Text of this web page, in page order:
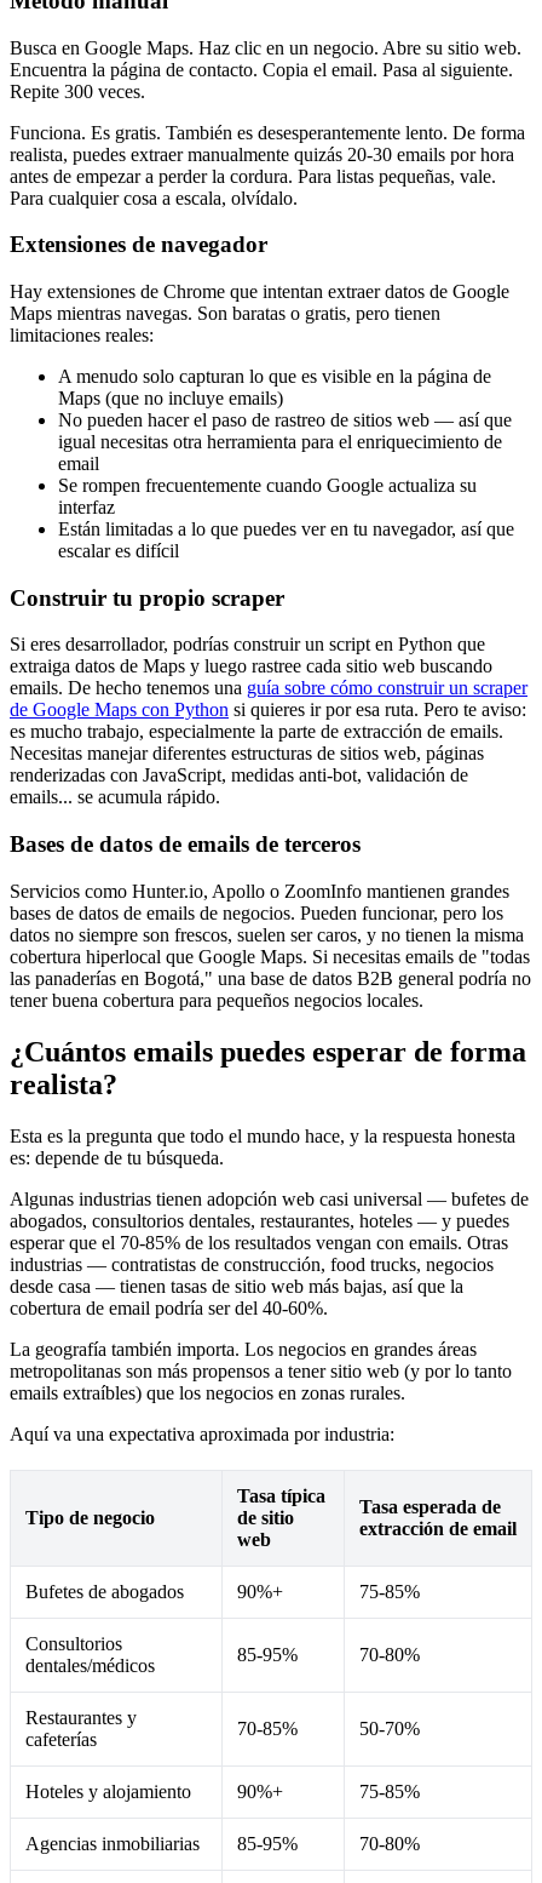
Busca en Google Maps. Haz clic en un negocio. Abre su sitio web.
Encuentra la página de contacto. Copia el email. Pasa al siguiente.
Repite 300 veces.
Funciona. Es gratis. También es desesperantemente lento. De forma
realista, puedes extraer manualmente quizás 20-30 emails por hora
antes de empezar a perder la cordura. Para listas pequeñas, vale.
Para cualquier cosa a escala, olvídalo.
Extensiones de navegador
Hay extensiones de Chrome que intentan extraer datos de Google
Maps mientras navegas. Son baratas o gratis, pero tienen
limitaciones reales:
A menudo solo capturan lo que es visible en la página de
Maps (que no incluye emails)
No pueden hacer el paso de rastreo de sitios web — así que
igual necesitas otra herramienta para el enriquecimiento de
email
Se rompen frecuentemente cuando Google actualiza su
interfaz
Están limitadas a lo que puedes ver en tu navegador, así que
escalar es difícil
Construir tu propio scraper
Si eres desarrollador, podrías construir un script en Python que
extraiga datos de Maps y luego rastree cada sitio web buscando
emails. De hecho tenemos una guía sobre cómo construir un scraper
de Google Maps con Python si quieres ir por esa ruta. Pero te aviso:
es mucho trabajo, especialmente la parte de extracción de emails.
Necesitas manejar diferentes estructuras de sitios web, páginas
renderizadas con JavaScript, medidas anti-bot, validación de
emails... se acumula rápido.
Bases de datos de emails de terceros
Servicios como Hunter.io, Apollo o ZoomInfo mantienen grandes
bases de datos de emails de negocios. Pueden funcionar, pero los
datos no siempre son frescos, suelen ser caros, y no tienen la misma
cobertura hiperlocal que Google Maps. Si necesitas emails de "todas
las panaderías en Bogotá," una base de datos B2B general podría no
tener buena cobertura para pequeños negocios locales.
¿Cuántos emails puedes esperar de forma
realista?
Esta es la pregunta que todo el mundo hace, y la respuesta honesta
es: depende de tu búsqueda.
Algunas industrias tienen adopción web casi universal — bufetes de
abogados, consultorios dentales, restaurantes, hoteles — y puedes
esperar que el 70-85% de los resultados vengan con emails. Otras
industrias — contratistas de construcción, food trucks, negocios
desde casa — tienen tasas de sitio web más bajas, así que la
cobertura de email podría ser del 40-60%.
La geografía también importa. Los negocios en grandes áreas
metropolitanas son más propensos a tener sitio web (y por lo tanto
emails extraíbles) que los negocios en zonas rurales.
Aquí va una expectativa aproximada por industria:
Tipo de negocio
Tasa típica
de sitio
web
Tasa esperada de
extracción de email
Bufetes de abogados 90%+ 75-85%
Consultorios
dentales/médicos
85-95% 70-80%
Restaurantes y
cafeterías
70-85% 50-70%
Hoteles y alojamiento 90%+ 75-85%
Agencias inmobiliarias 85-95% 70-80%